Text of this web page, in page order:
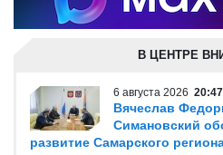
В ЦЕНТРЕ
6 августа 2026 20:47
Вячеслав
Симановский
развитие Самарского